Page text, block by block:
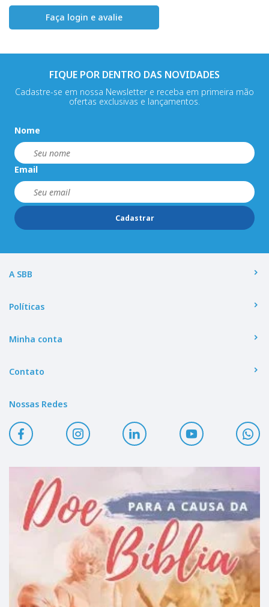
Faça login e avalie
FIQUE POR DENTRO DAS NOVIDADES
Cadastre-se em nossa Newsletter e receba em primeira mão
ofertas exclusivas e lançamentos.
Nome
Email
Cadastrar
A SBB
Políticas
Minha conta
Contato
Nossas Redes